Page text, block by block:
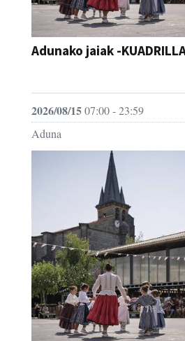
Adunako jaiak -
2026/08/1507:00 - 23:59
Aduna